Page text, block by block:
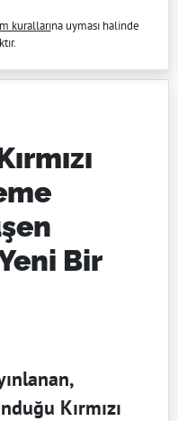
kurallarına uyması halinde
Bir
Kırmızı